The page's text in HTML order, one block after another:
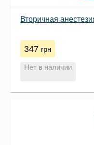
Вторичная
347 грн
Нет в наличии